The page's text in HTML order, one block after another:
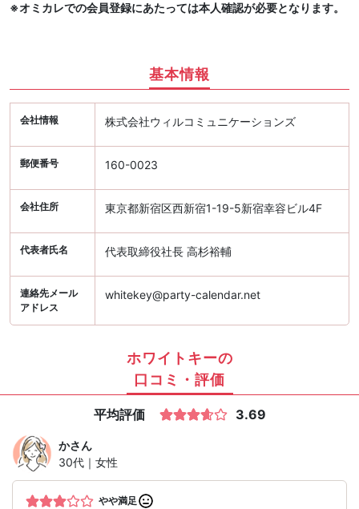
※オミカレでの会員登録にあたっては本人確認が必要となります。
基本情報
会社情報 株式会社ウィルコミュニケーションズ
郵便番号 160-0023
会社住所 東京都新宿区西新宿1-19-5新宿幸容ビル4F
代表者氏名 代表取締役社長 高杉裕輔
連絡先メール
アドレス
whitekey@party-calendar.net
ホワイトキーの
口コミ・評価
平均評価 3.69
かさん
30代｜女性
やや満足